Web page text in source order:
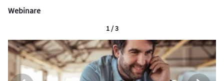
Webinare
1 / 3